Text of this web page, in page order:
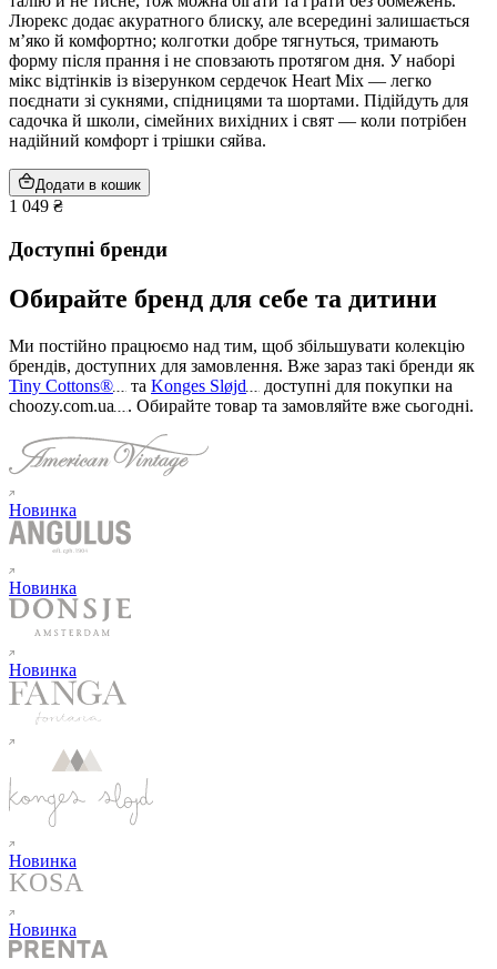
Люрекс додає акуратного блиску, але всередині залишається
м’яко й комфортно; колготки добре тягнуться, тримають
форму після прання і не сповзають протягом дня. У наборі
мікс відтінків із візерунком сердечок Heart Mix — легко
поєднати зі сукнями, спідницями та шортами. Підійдуть для
садочка й школи, сімейних вихідних і свят — коли потрібен
надійний комфорт і трішки сяйва.
Додати в кошик
1 049 ₴
Доступні бренди
Обирайте бренд для себе та дитини
Ми постійно працюємо над тим, щоб збільшувати колекцію
брендів, доступних для замовлення. Вже зараз такі бренди як
Tiny Cottons®
та Konges Sløjd
доступні для покупки на
choozy.com.ua
. Обирайте товар та замовляйте вже сьогодні.
Новинка
Новинка
Новинка
Новинка
Новинка